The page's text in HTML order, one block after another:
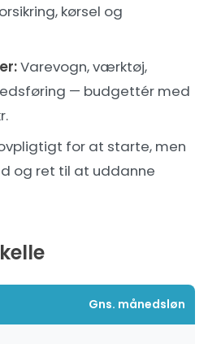
kørsel og
Varevogn, værktøj,
— budgettér med
for at starte, men
og ret til at uddanne
Gns. månedsløn